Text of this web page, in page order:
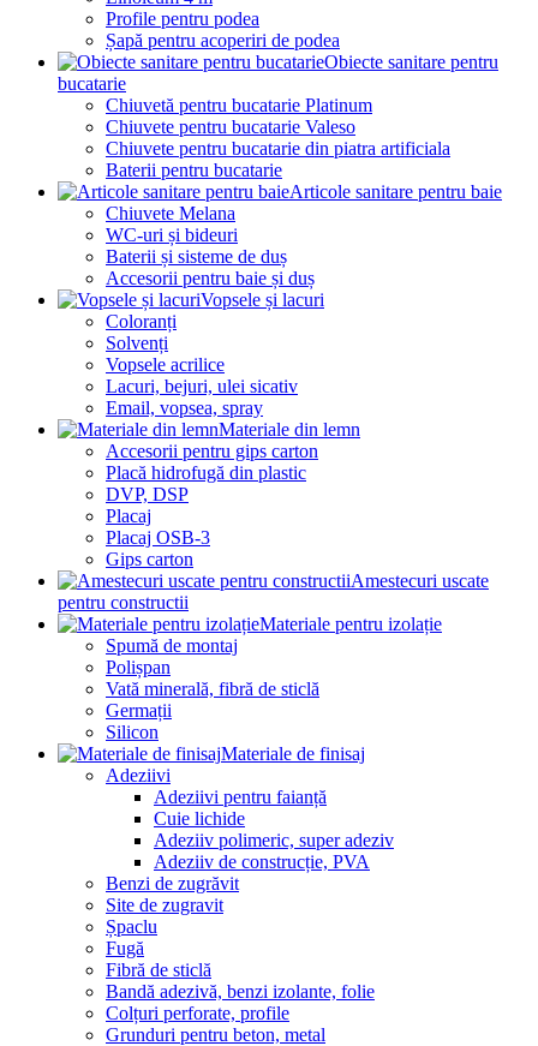
Profile pentru podea
Șapă pentru acoperiri de podea
Obiecte sanitare pentru
bucatarie
Chiuvetă pentru bucatarie Platinum
Chiuvete pentru bucatarie Valeso
Chiuvete pentru bucatarie din piatra artificiala
Baterii pentru bucatarie
Articole sanitare pentru baie
Chiuvete Melana
WC-uri și bideuri
Baterii și sisteme de duș
Accesorii pentru baie și duș
Vopsele și lacuri
Coloranți
Solvenți
Vopsele acrilice
Lacuri, bejuri, ulei sicativ
Email, vopsea, spray
Materiale din lemn
Accesorii pentru gips carton
Placă hidrofugă din plastic
DVP, DSP
Placaj
Placaj OSB-3
Gips carton
Amestecuri uscate
pentru constructii
Materiale pentru izolație
Spumă de montaj
Polișpan
Vată minerală, fibră de sticlă
Germații
Silicon
Materiale de finisaj
Adeziivi
Adeziivi pentru faianță
Cuie lichide
Adeziiv polimeric, super adeziv
Adeziiv de construcție, PVA
Benzi de zugrăvit
Site de zugravit
Șpaclu
Fugă
Fibră de sticlă
Bandă adezivă, benzi izolante, folie
Colțuri perforate, profile
Grunduri pentru beton, metal